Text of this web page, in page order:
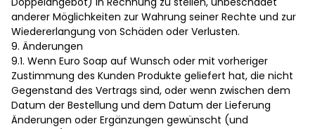
anderer Möglichkeiten zur Wahrung seiner Rechte und zur
Wiedererlangung von Schäden oder Verlusten.
9. Änderungen
9.1. Wenn Euro Soap auf Wunsch oder mit vorheriger
Zustimmung des Kunden Produkte geliefert hat, die nicht
Gegenstand des Vertrags sind, oder wenn zwischen dem
Datum der Bestellung und dem Datum der Lieferung
Änderungen oder Ergänzungen gewünscht (und